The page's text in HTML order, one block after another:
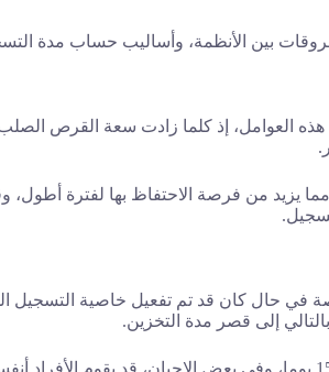
بين الأنظمة، وأساليب حساب مدة
العوامل، إذ كلما زادت سعة القرص
يزيد من فرصة الاحتفاظ بها لفترة
في حال كان قد تم تفعيل خاصية التسجيل
إلى قصر مدة التخزين.